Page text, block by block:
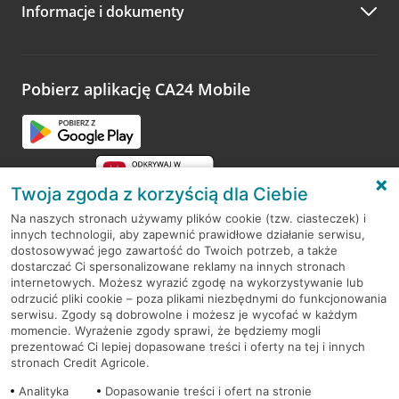
Zachęcamy do podzielenia się z nami opinią o wizycie.
opinie.
Informacje i dokumenty
Pobierz aplikację CA24 Mobile
RODO
Regulamin serwisu
Mapa serwisu
PolitykaCookies
Twoja zgoda z korzyścią dla Ciebie
Na naszych stronach używamy plików cookie (tzw. ciasteczek) i
innych technologii, aby zapewnić prawidłowe działanie serwisu,
dostosowywać jego zawartość do Twoich potrzeb, a także
dostarczać Ci spersonalizowane reklamy na innych stronach
internetowych. Możesz wyrazić zgodę na wykorzystywanie lub
odrzucić pliki cookie – poza plikami niezbędnymi do funkcjonowania
serwisu. Zgody są dobrowolne i możesz je wycofać w każdym
momencie. Wyrażenie zgody sprawi, że będziemy mogli
prezentować Ci lepiej dopasowane treści i oferty na tej i innych
stronach Credit Agricole.
Analityka
Dopasowanie treści i ofert na stronie